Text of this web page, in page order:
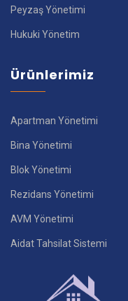
Peyzaş Yönetimi
Hukuki Yönetim
Ürünlerimiz
Apartman Yönetimi
Bina Yönetimi
Blok Yönetimi
Rezidans Yönetimi
AVM Yönetimi
Aidat Tahsilat Sistemi